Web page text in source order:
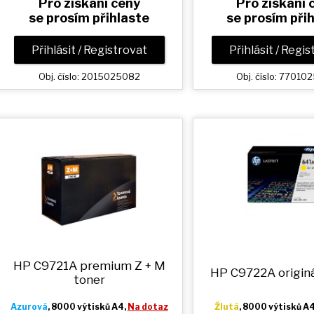
Pro získání ceny
se prosím přihlaste
Přihlásit / Registrovat
Obj. číslo: 2015025082
Pro získání
se prosím
Přihlásit /
Obj. číslo:
HP C9721A premium Z + M
toner
Azurová, 8000 výtisků A4, Na dotaz
HP C9722A
Žlutá, 8000 výtisků